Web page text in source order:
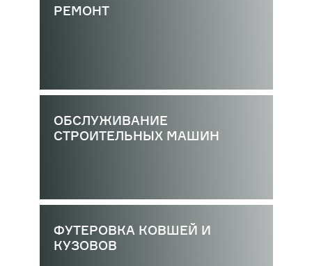
РЕМОНТ
ОБСЛУЖИВАНИЕ
СТРОИТЕЛЬНЫХ МАШИН
ФУТЕРОВКА КОВШЕЙ И
КУЗОВОВ